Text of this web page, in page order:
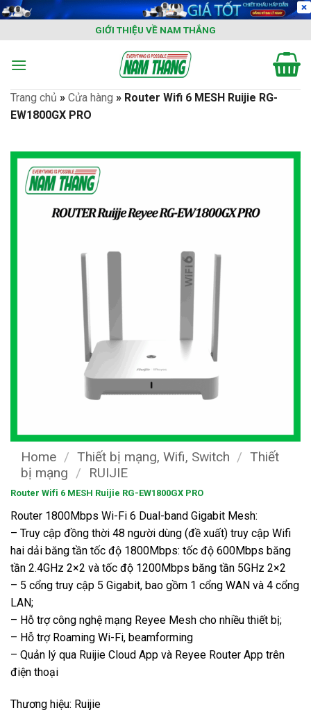
Skip
content
GIỚI THIỆU VỀ NAM THẮNG
Trang chủ » Cửa hàng » Router Wifi 6 MESH Ruijie RG-
EW1800GX PRO
Home / Thiết bị mạng, Wifi, Switch / Thiết
bị mạng / RUIJIE
Router Wifi 6 MESH Ruijie RG-EW1800GX PRO
Router 1800Mbps Wi-Fi 6 Dual-band Gigabit Mesh:
– Truy cập đồng thời 48 người dùng (đề xuất) truy cập Wifi
hai dải băng tần tốc độ 1800Mbps: tốc độ 600Mbps băng
tần 2.4GHz 2×2 và tốc độ 1200Mbps băng tần 5GHz 2×2
– 5 cổng truy cập 5 Gigabit, bao gồm 1 cổng WAN và 4 cổng
LAN;
– Hỗ trợ công nghệ mạng Reyee Mesh cho nhiều thiết bị;
– Hỗ trợ Roaming Wi-Fi, beamforming
– Quản lý qua Ruijie Cloud App và Reyee Router App trên
điện thoại
Thương hiệu: Ruijie